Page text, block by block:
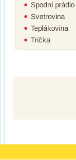
Spodní prádlo
Svetrovina
Teplákovina
Trička